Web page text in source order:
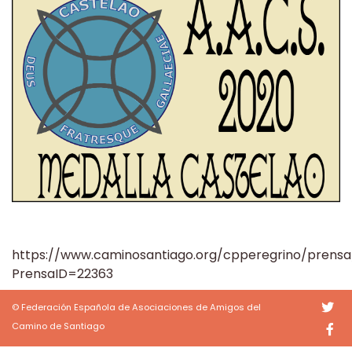
https://www.caminosantiago.org/cpperegrino/
PrensaID=22363
© Federación Española de Asociaciones de Amigos del
Camino de Santiago